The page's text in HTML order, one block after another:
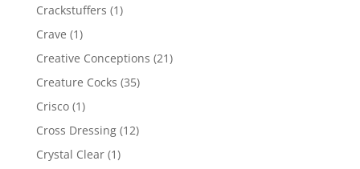
Crackstuffers (1)
Crave (1)
Creative Conceptions (21)
Creature Cocks (35)
Crisco (1)
Cross Dressing (12)
Crystal Clear (1)